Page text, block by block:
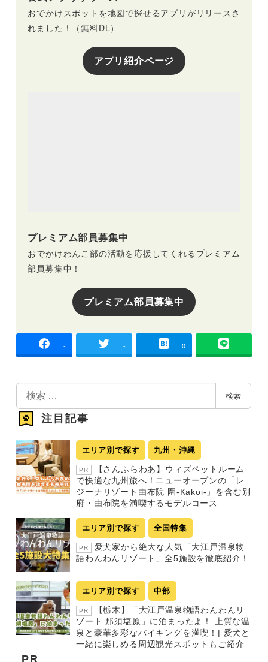
おでかけスポットを地図で探せるアプリがリリースさ
れました！（無料DL）
アプリ紹介ページ
プレミアム部員募集中
おでかけわんこ部の活動を応援してくれるプレミアム
部員募集中！
プレミアム部員募集中
- - 0
索
検索
注目記事
エリア別で探す 九州・沖縄
PR
【さんふらわあ】ウィズペットルーム
で快適な九州旅へ！ニューオープンの「レ
ジーナリゾート由布院 圍-Kakoi-」を含む別
府・由布院を満喫するモデルコース
エリア別で探す 全国特集
PR
愛犬家から絶大な人気「大江戸温泉物
語わんわんリゾート」全5施設を徹底紹介！
エリア別で探す 中部
PR
【栃木】「大江戸温泉物語わんわんリ
ゾート 那須塩原」に泊まったよ！ 上質な温
泉と豪華多彩なバイキングを満喫！| 愛犬と
一緒に楽しめる周辺観光スポットもご紹介
PR